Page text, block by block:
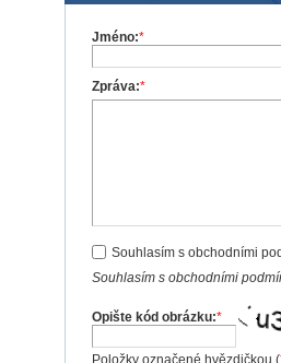
Jméno:*
Zpráva:*
Souhlasím s obchodními
Souhlasím s obchodními
Opište kód obrázku:*
Položky označené hvězdičkou (